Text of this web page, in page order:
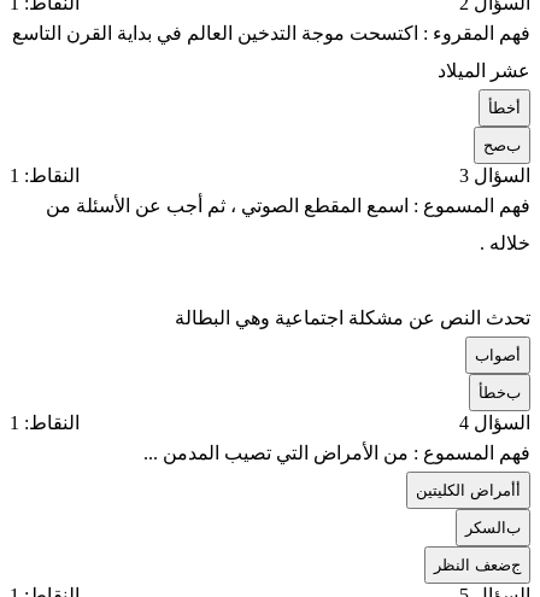
فهم المقروء : اكتسحت موجة التدخين العالم في بداية القرن التاسع
عشر الميلاد
خطأ
بصح
السؤال 3
النقاط: 1
فهم المسموع : اسمع المقطع الصوتي ، ثم أجب عن الأسئلة من
خلاله .
تحدث النص عن مشكلة اجتماعية وهي البطالة
صواب
بخطأ
السؤال 4
النقاط: 1
فهم المسموع : من الأمراض التي تصيب المدمن ...
أمراض الكليتين
بالسكر
جضعف النظر